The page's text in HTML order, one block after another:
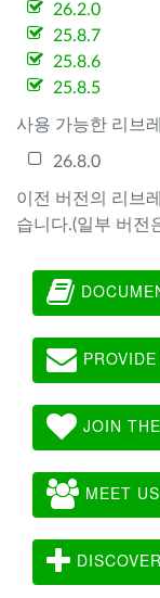
26.2.0
25.8.7
25.8.6
25.8.5
사용 가능한 리브
26.8.0
이전 버전의 리브
습니다.(일부 버전
JOIN
MEET